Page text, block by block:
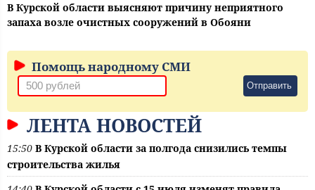
В Курской области выясняют причину неприятного
запаха возле очистных сооружений в Обояни
Помощь народному СМИ
Отправить
ЛЕНТА НОВОСТЕЙ
15:50 В Курской области за полгода снизились темпы
строительства жилья